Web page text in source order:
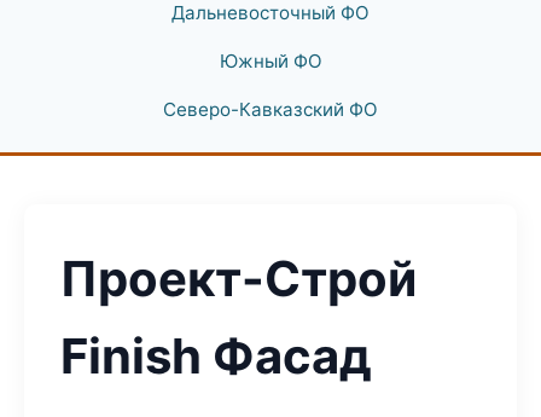
Дальневосточный ФО
Южный ФО
Северо-Кавказский ФО
Проект-Строй
Finish Фасад